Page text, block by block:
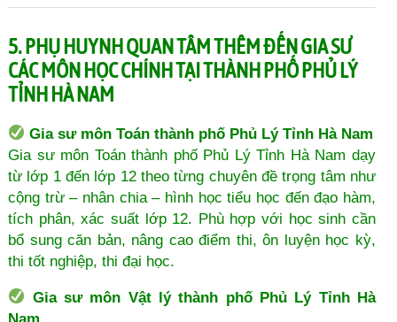
5. PHỤ HUYNH QUAN TÂM THÊM ĐẾN GIA SƯ
CÁC MÔN HỌC CHÍNH TẠI THÀNH PHỐ PHỦ LÝ
TỈNH HÀ NAM
Gia sư môn Toán thành phố Phủ Lý Tỉnh Hà Nam
Gia sư môn Toán thành phố Phủ Lý Tỉnh Hà Nam dạy
từ lớp 1 đến lớp 12 theo từng chuyên đề trọng tâm như
cộng trừ – nhân chia – hình học tiểu học đến đạo hàm,
tích phân, xác suất lớp 12. Phù hợp với học sinh cần
bổ sung căn bản, nâng cao điểm thi, ôn luyện học kỳ,
thi tốt nghiệp, thi đại học.
Gia sư môn Vật lý thành phố Phủ Lý Tỉnh Hà
Nam